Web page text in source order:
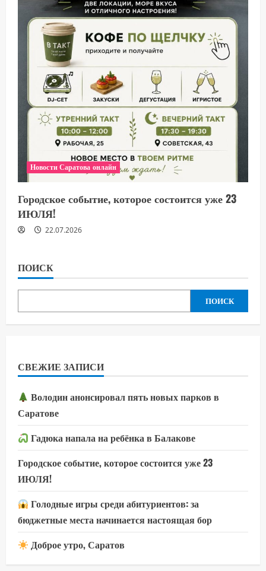
Новости Саратова онлайн
Городское событие, которое состоится уже 23
ИЮЛЯ!
22.07.2026
ПОИСК
ПОИСК
СВЕЖИЕ ЗАПИСИ
Володин анонсировал пять новых парков в
Саратове
Гадюка напала на ребёнка в Балакове
Городское событие, которое состоится уже 23
ИЮЛЯ!
Голодные игры среди абитуриентов: за
бюджетные места начинается настоящая бор
Доброе утро, Саратов